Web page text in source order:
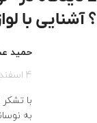
؟ آشنایی با
حمید
4 اسفند 1401 در 12:41
با
به